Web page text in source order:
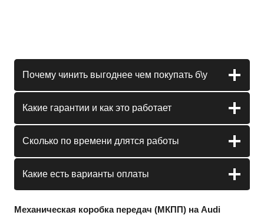
Почему чинить выгоднее чем покупать б\у
Какие гарантии и как это работает
Сколько по времени длятся работы
Какие есть варианты оплаты
Механическая коробка передач (МКПП) на Audi